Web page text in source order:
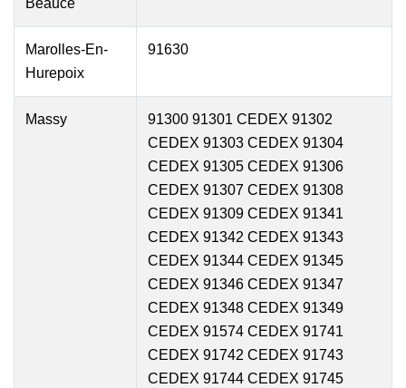
Beauce
Marolles-En-
Hurepoix
91630
Massy
91300 91301 CEDEX 91302
CEDEX 91303 CEDEX 91304
CEDEX 91305 CEDEX 91306
CEDEX 91307 CEDEX 91308
CEDEX 91309 CEDEX 91341
CEDEX 91342 CEDEX 91343
CEDEX 91344 CEDEX 91345
CEDEX 91346 CEDEX 91347
CEDEX 91348 CEDEX 91349
CEDEX 91574 CEDEX 91741
CEDEX 91742 CEDEX 91743
CEDEX 91744 CEDEX 91745